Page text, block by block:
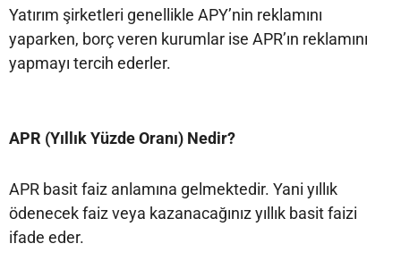
Yatırım şirketleri genellikle APY’nin reklamını
yaparken, borç veren kurumlar ise APR’ın reklamını
yapmayı tercih ederler.
APR (Yıllık Yüzde Oranı) Nedir?
APR basit faiz anlamına gelmektedir. Yani yıllık
ödenecek faiz veya kazanacağınız yıllık basit faizi
ifade eder.